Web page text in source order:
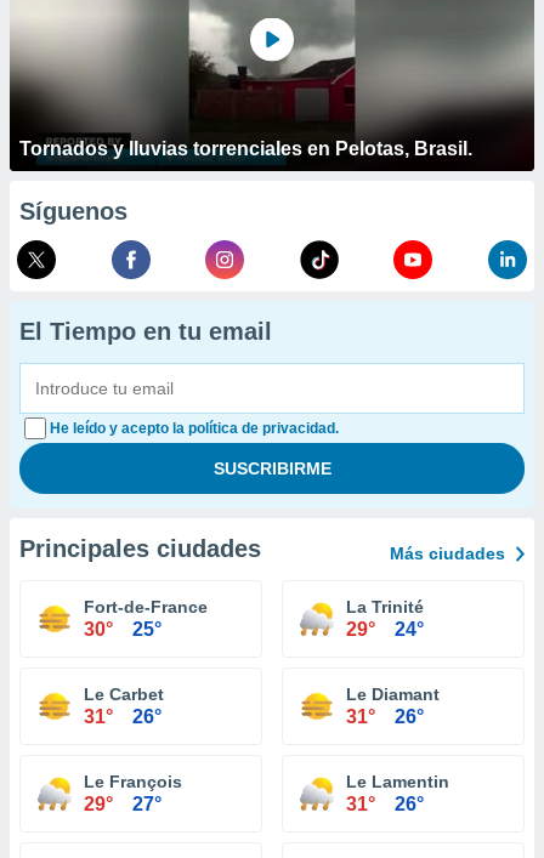
Tornados y lluvias torrenciales en Pelotas, Brasil.
Síguenos
El Tiempo en tu email
He leído y acepto la política de privacidad.
Principales ciudades Más ciudades
Fort-de-France
30° 25°
La Trinité
29° 24°
Le Carbet
31° 26°
Le Diamant
31° 26°
Le François
29° 27°
Le Lamentin
31° 26°